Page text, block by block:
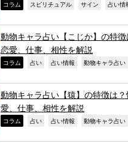
コラム スピリチュアル サイン 占い情
動物キャラ占い【こじか】の特
恋愛、仕事、相性を解説
コラム 占い 占い情報 動物キャラ占い
動物キャラ占い【猿】の特徴は
愛、仕事、相性を解説
コラム 占い 占い情報 動物キャラ占い